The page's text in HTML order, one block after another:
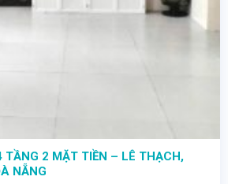
TẦNG 2 MẶT TIỀN – LÊ THẠCH,
NẴNG